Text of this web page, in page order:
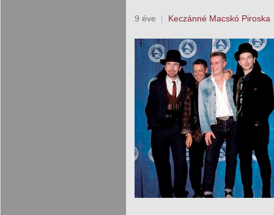
9 éve | Keczánné Macskó Piroska